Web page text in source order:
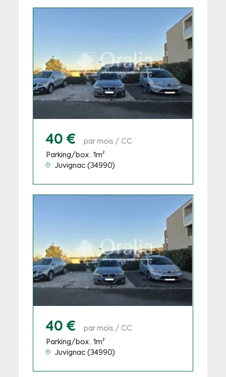
40 €
par mois / CC
Parking/box · 1m²
Juvignac (34990)
40 €
par mois / CC
Parking/box · 1m²
Juvignac (34990)